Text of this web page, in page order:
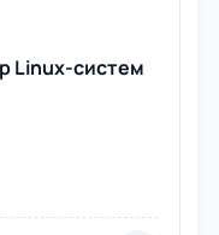
Linux-систем